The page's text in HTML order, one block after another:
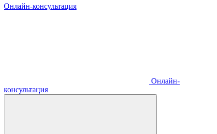
Онлайн-консультация
Онлайн-
консультация